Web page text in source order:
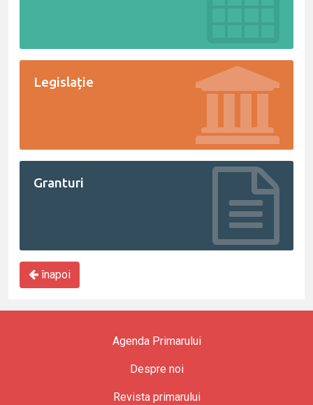
Legislație
Granturi
înapoi
Agenda Primarului
Despre noi
Revista primarului